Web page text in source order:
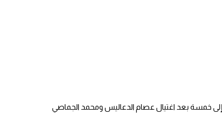
خمسة بعد اغتيال عصام الدعاليس ومحمد الجماصي